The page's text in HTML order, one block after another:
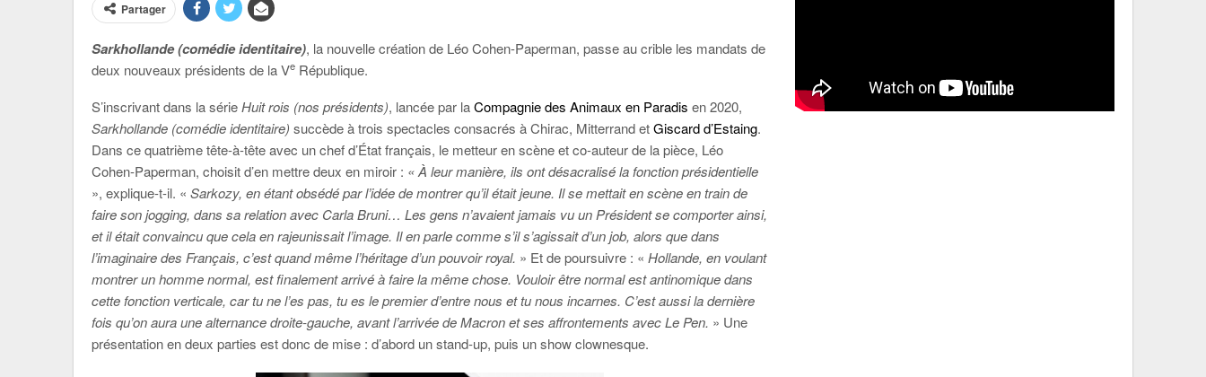
Partager
Sarkhollande (comédie identitaire), la nouvelle création de Léo Cohen-Paperman, passe au crible les mandats de
deux nouveaux présidents de la Ve République.
S’inscrivant dans la sérieHuit rois (nos présidents), lancée par laCompagnie des Animaux en Paradis en 2020,
Sarkhollande (comédie identitaire) succède à trois spectacles consacrés à Chirac, Mitterrand etGiscard d’Estaing.
Dans ce quatrième tête-à-tête avec un chef d’État français, le metteur en scène et co-auteur de la pièce, Léo
Cohen-Paperman, choisit d’en mettre deux en miroir : « À leur manière, ils ont désacralisé la fonction présidentielle
», explique-t-il. « Sarkozy, en étant obsédé par l’idée de montrer qu’il était jeune. Il se mettait en scène en train de
faire son jogging, dans sa relation avec Carla Bruni… Les gens n’avaient jamais vu un Président se comporter ainsi,
et il était convaincu que cela en rajeunissait l’image. Il en parle comme s’il s’agissait d’un job, alors que dans
l’imaginaire des Français, c’est quand même l’héritage d’un pouvoir royal. » Et de poursuivre : « Hollande, en voulant
montrer un homme normal, est finalement arrivé à faire la même chose. Vouloir être normal est antinomique dans
cette fonction verticale, car tu ne l’es pas, tu es le premier d’entre nous et tu nous incarnes. C’est aussi la dernière
fois qu’on aura une alternance droite-gauche, avant l’arrivée de Macron et ses affrontements avec Le Pen. » Une
présentation en deux parties est donc de mise : d’abord un stand-up, puis un show clownesque.